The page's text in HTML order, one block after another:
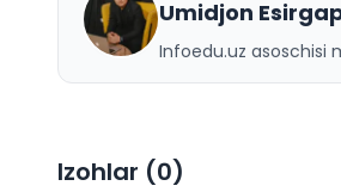
U Umidjon
Infoedu.uz asoschisi
Izohlar (0)